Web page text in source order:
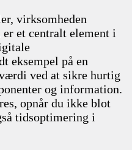
virksomheden
et centralt element i
eksempel på en
ved at sikre hurtig
og information.
opnår du ikke blot
tidsoptimering i